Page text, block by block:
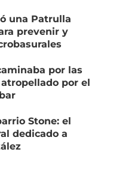
una Patrulla
prevenir y
por las
por el
Stone: el
dedicado a